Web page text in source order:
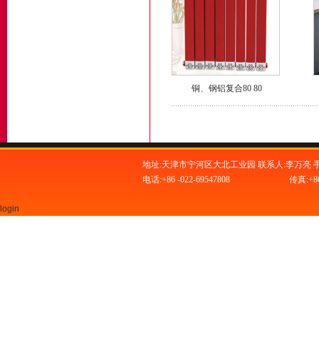
铜、钢铝复合80 80
地址:天津市宁河区大北工业园 联系人:李万亮
电话:+86 -022-69547808
传真
login